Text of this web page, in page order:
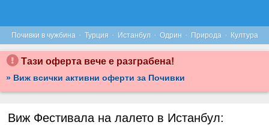
Почивки в чужбина · Турция · Истанбул · Одрин · Природа · Култура
Тази оферта вече е разграбена!
» Виж всички активни оферти за Почивки
Виж Фестивала на лалето в Истанбул: